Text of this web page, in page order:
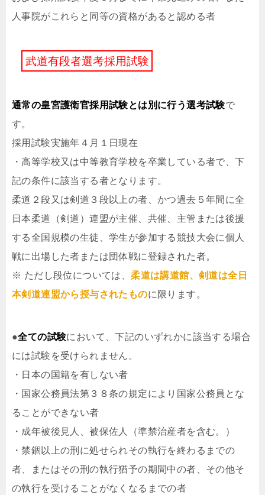
人事院がこれらと同等の資格があると認める者
武道有段者選考採用試験
通常の皇宮護衛官採用試験とは別に行う選考試験で
す。
採用試験実施年４月１日現在
・高等学校又は中等教育学校を卒業している者で、下
記の条件に該当する者となります。
柔道２段又は剣道３段以上の者、かつ過去５年間に全
日本柔道（剣道）連盟が主催、共催、主管または後援
する全国規模の生徒、学生が参加する競技大会に個人
戦に出場した者または団体戦に登録された者。
※ ただし段位については、柔道は講道館、剣道は全日
本剣道連盟から授与されたものに限ります。
●全ての試験において、下記のいずれかに該当する場合
には試験を受けられません。
・日本の国籍を有しない者
・国家公務員法第３８条の規定により国家公務員とな
ることができない者
・成年被後見人、被保佐人（準禁治産者を含む。）
・禁錮以上の刑に処せられその執行を終わるまでの
者、またはその刑の執行猶予の期間中の者、その他そ
の執行を受けることがなくなるまでの者